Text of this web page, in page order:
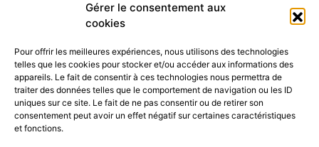
Gérer le consentement aux
cookies
Pour offrir les meilleures expériences, nous utilisons des technologies
telles que les cookies pour stocker et/ou accéder aux informations des
appareils. Le fait de consentir à ces technologies nous permettra de
traiter des données telles que le comportement de navigation ou les ID
uniques sur ce site. Le fait de ne pas consentir ou de retirer son
consentement peut avoir un effet négatif sur certaines caractéristiques
et fonctions.
AGENCE MÉDIANE : EDITOR – PR –
EVENT – BRAND DEVELOPMENT
AGENCE MÉDIANE : International PR
AGENCY
TALENT AGENCY by AGENCE
MÉDIANE